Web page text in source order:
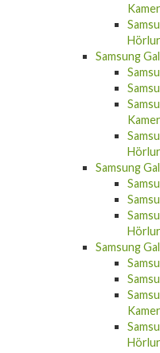
Samsung
Samsung
Samsung
Samsung